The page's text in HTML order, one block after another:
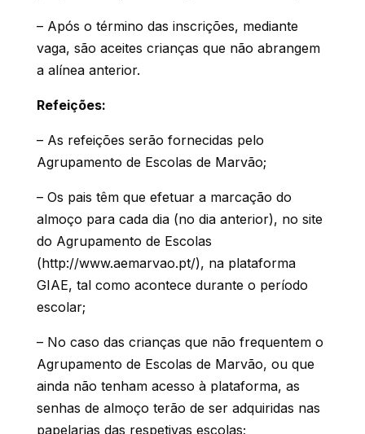
– Após o término das inscrições, mediante
vaga, são aceites crianças que não abrangem
a alínea anterior.
Refeições:
– As refeições serão fornecidas pelo
Agrupamento de Escolas de Marvão;
– Os pais têm que efetuar a marcação do
almoço para cada dia (no dia anterior), no site
do Agrupamento de Escolas
(http://www.aemarvao.pt/), na plataforma
GIAE, tal como acontece durante o período
escolar;
– No caso das crianças que não frequentem o
Agrupamento de Escolas de Marvão, ou que
ainda não tenham acesso à plataforma, as
senhas de almoço terão de ser adquiridas nas
papelarias das respetivas escolas;